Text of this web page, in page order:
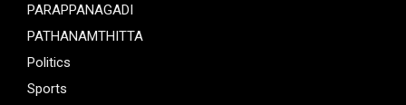
PARAPPANAGADI
PATHANAMTHITTA
Politics
Sports